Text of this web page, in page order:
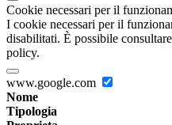
Cookie necessari per il
I cookie necessari per il
disabilitati. È possibile
policy.
www.google.com
Nome
Tipologia